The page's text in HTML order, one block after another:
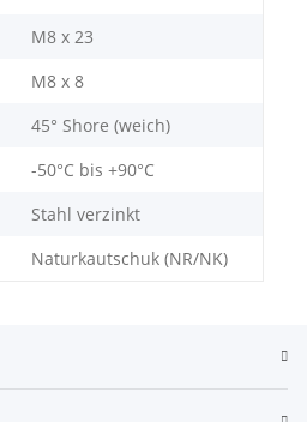
M8 x 23
M8 x 8
45° Shore (weich)
-50°C bis +90°C
Stahl verzinkt
Naturkautschuk (NR/NK)